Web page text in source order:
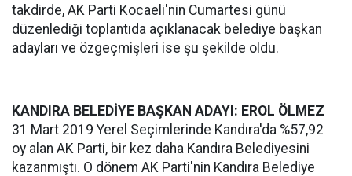
takdirde, AK Parti Kocaeli'nin Cumartesi günü
düzenlediği toplantıda açıklanacak belediye başkan
adayları ve özgeçmişleri ise şu şekilde oldu.
KANDIRA BELEDİYE BAŞKAN ADAYI: EROL ÖLMEZ
31 Mart 2019 Yerel Seçimlerinde Kandıra'da %57,92
oy alan AK Parti, bir kez daha Kandıra Belediyesini
kazanmıştı. O dönem AK Parti'nin Kandıra Belediye